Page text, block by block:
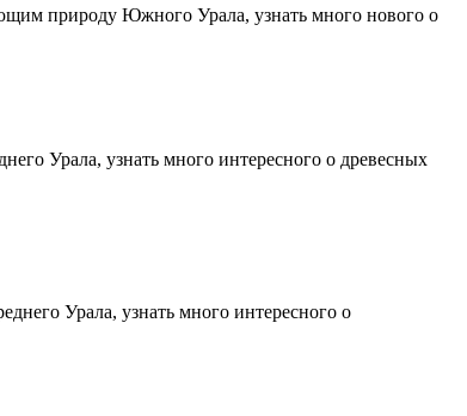
природу Южного Урала, узнать много нового о
Урала, узнать много интересного о древесных
Урала, узнать много интересного о